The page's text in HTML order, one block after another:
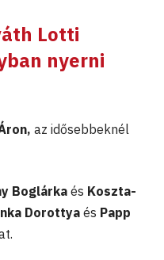
Lotti
nyerni
az idősebbeknél
Boglárka és Koszta-
Dorottya és Papp